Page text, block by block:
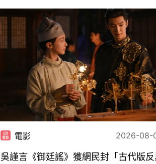
電影 2026-08-
吳謹言《御廷謠》獲網民封「古代版